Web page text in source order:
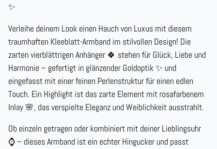
✨
Verleihe deinem Look einen Hauch von Luxus mit diesem
traumhaften Kleeblatt-Armband im stilvollen Design! Die
zarten vierblättrigen Anhänger 🍀 stehen für Glück, Liebe und
Harmonie – gefertigt in glänzender Goldoptik ✨ und
eingefasst mit einer feinen Perlenstruktur für einen edlen
Touch. Ein Highlight ist das zarte Element mit rosafarbenem
Inlay 🌸, das verspielte Eleganz und Weiblichkeit ausstrahlt.
Ob einzeln getragen oder kombiniert mit deiner Lieblingsuhr
⌚ – dieses Armband ist ein echter Hingucker und passt